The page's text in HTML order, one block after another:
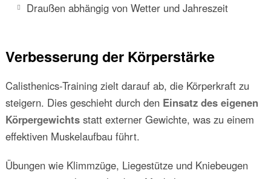
Draußen abhängig von Wetter und Jahreszeit
Verbesserung der Körperstärke
Calisthenics-Training zielt darauf ab, die Körperkraft zu
steigern. Dies geschieht durch den Einsatz des eigenen
Körpergewichtsstatt externer Gewichte, was zu einem
effektiven Muskelaufbau führt.
Übungen wie Klimmzüge, Liegestütze und Kniebeugen